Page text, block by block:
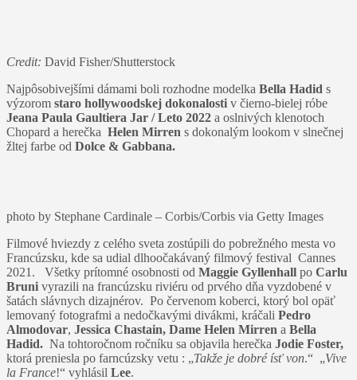
Credit: David Fisher/Shutterstock
Najpôsobivejšími dámami boli rozhodne modelka Bella Hadid s
výzorom staro hollywoodskej dokonalosti v čierno-bielej róbe
Jeana Paula Gaultiera Jar / Leto 2022 a oslnivých klenotoch
Chopard a herečka Helen Mirren s dokonalým lookom v slnečnej
žltej farbe od Dolce & Gabbana.
photo by Stephane Cardinale – Corbis/Corbis via Getty Images
Filmové hviezdy z celého sveta zostúpili do pobrežného mesta vo
Francúzsku, kde sa udial dlhoočakávaný filmový festival Cannes
2021. Všetky prítomné osobnosti od Maggie Gyllenhall po Carlu
Bruni vyrazili na francúzsku riviéru od prvého dňa vyzdobené v
šatách slávnych dizajnérov. Po červenom koberci, ktorý bol opäť
lemovaný fotografmi a nedočkavými divákmi, kráčali Pedro
Almodovar, Jessica Chastain, Dame Helen Mirren a Bella
Hadid. Na tohtoročnom ročníku sa objavila herečka Jodie Foster,
ktorá preniesla po farncúzsky vetu : „Takže je dobré ísť von.“ „Vive
la France!“ vyhlásil Lee.